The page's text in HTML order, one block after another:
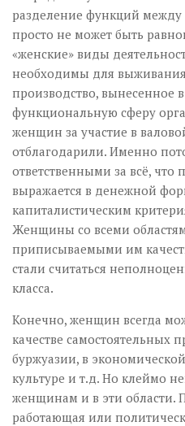
разделение функций
просто не может быть
«женские» виды
необходимы для выживания
производство, вынесенное
функциональную сферу
женщин за участие в
отблагодарили. Именно
ответственными за всё, что
выражается в денежной
капиталистическим
Женщины со всеми
приписываемыми им
стали считаться
класса.
Конечно, женщин всегда
качестве самостоятельных
буржуазии, в
культуре и т.д. Но клеймо
женщинам и в эти области.
работающая или